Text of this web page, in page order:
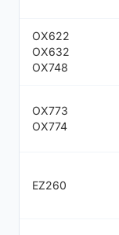
OX622
OX632
OX748
OX773
OX774
EZ260